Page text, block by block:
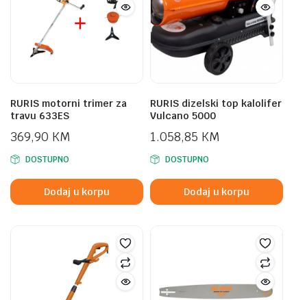
RURIS motorni trimer za
travu 633ES
369,90 KM
DOSTUPNO
Dodaj u korpu
RURIS dizelski top kalolifer
Vulcano 5000
1.058,85 KM
DOSTUPNO
Dodaj u korpu